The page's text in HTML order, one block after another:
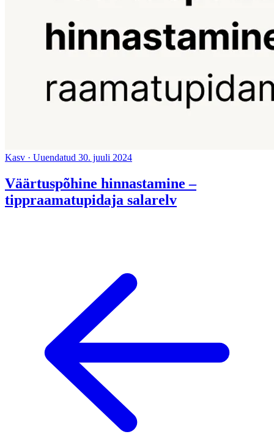
Kasv · Uuendatud 30. juuli 2024
Väärtuspõhine hinnastamine –
tippraamatupidaja salarelv